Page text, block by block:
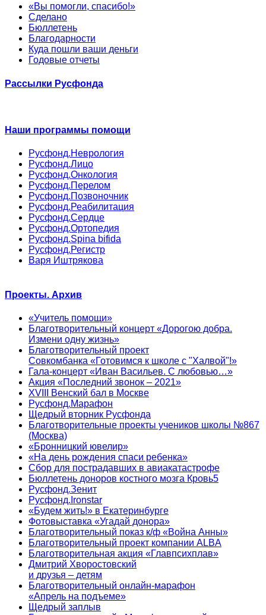
«Вы помогли, спасибо!»
Сделано
Бюллетень
Благодарности
Куда пошли ваши деньги
Годовые отчеты
Рассылки Русфонда
Наши программы помощи
Русфонд.Неврология
Русфонд.Лицо
Русфонд.Онкология
Русфонд.Перелом
Русфонд.Позвоночник
Русфонд.Реабилитация
Русфонд.Сердце
Русфонд.Ортопедия
Русфонд.Spina bifida
Русфонд.Регистр
Варя Иштрякова
Проекты. Архив
«Учитель помощи»
Благотворительный концерт «Дорогою добра.
Измени одну жизнь»
Благотворительный проект
Совкомбанка «Готовимся к школе с "Халвой"!»
Гала-концерт «Иван Васильев. С любовью…»
Акция «Последний звонок – 2021»
XVIII Венский бал в Москве
Русфонд.Марафон
Щедрый вторник Русфонда
Благотворительные проекты учеников школы №867
(Москва)
«Бронницкий ювелир»
«На день рождения спаси ребенка»
Сбор для пострадавших в авиакатастрофе
Бюллетень доноров костного мозга Кровь5
Русфонд.Зенит
Русфонд.Ironstar
«Будем жить!» в Екатеринбурге
Фотовыставка «Угадай донора»
Благотворительный показ к/ф «Война Анны»
Благотворительный проект компании ALBA
Благотворительная акция «Главпсихплав»
Дмитрий Хворостовский
и друзья – детям
Благотворительный онлайн‑марафон
«Апрель на подъеме»
Щедрый заплыв